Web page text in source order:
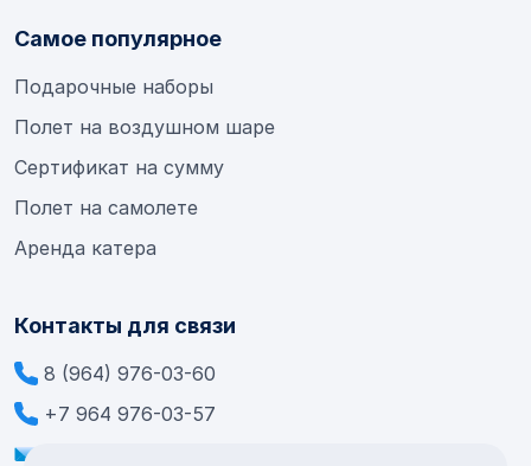
Самое популярное
Подарочные наборы
Полет на воздушном шаре
Сертификат на сумму
Полет на самолете
Аренда катера
Контакты для связи
8 (964) 976-03-60
+7 964 976-03-57